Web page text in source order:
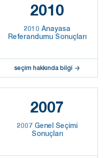
2010
2010 Anayasa
Referandumu Sonuçları
seçim hakkında bilgi
2007
2007 Genel Seçimi
Sonuçları